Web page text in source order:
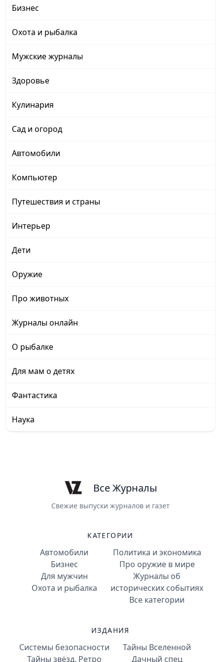
Бизнес
Охота и рыбалка
Мужские журналы
Здоровье
Кулинария
Сад и огород
Автомобили
Компьютер
Путешествия и страны
Интерьер
Дети
Оружие
Про животных
Журналы онлайн
О рыбалке
Для мам о детях
Фантастика
Наука
Все Журналы
Свежие выпуски журналов и газет
КАТЕГОРИИ
Автомобили
Бизнес
Для мужчин
Охота и рыбалка
Политика и экономика
Про оружие в мире
Журналы об
исторических событиях
Все категории
ИЗДАНИЯ
Системы безопасности
Тайны звёзд. Ретро
Тайны Вселенной
Дачный спец